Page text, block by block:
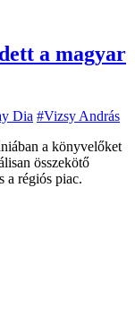
a magyar
Dia #Vizsy András
a könyvelőket
összekötő
a régiós piac.